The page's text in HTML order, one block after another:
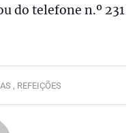
do telefone n.º 231
, REFEIÇÕES